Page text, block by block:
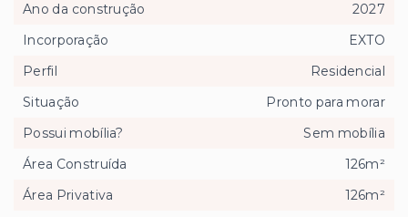
Ano da construção
2027
Incorporação
EXTO
Perfil
Residencial
Situação
Pronto para morar
Possui mobília?
Sem mobília
Área Construída
126m²
Área Privativa
126m²